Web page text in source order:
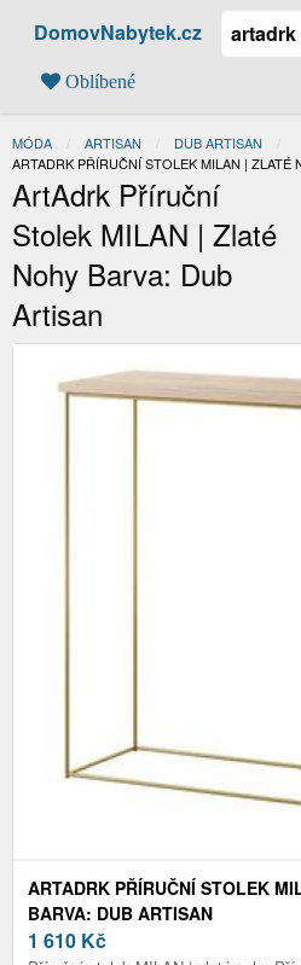
DomovNabytek.cz
Oblíbené
MÓDA ARTISAN
DUB ARTISAN
AKTUÁLNÍ:
ARTADRK PŘÍRUČNÍ STOLEK MILAN | ZLATÉ
ArtAdrk Příruční
Stolek MILAN | Zlaté
Nohy Barva: Dub
Artisan
ARTADRK PŘÍRUČNÍ STOLEK
BARVA: DUB ARTISAN
1 610 Kč